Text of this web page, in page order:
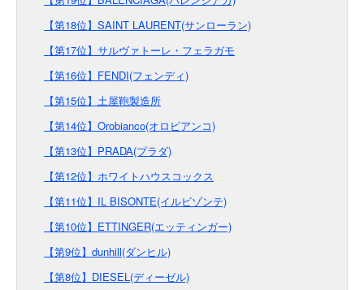
【第18位】SAINT LAURENT(サンローラン)
【第17位】サルヴァトーレ・フェラガモ
【第16位】FENDI(フェンディ)
【第15位】土屋鞄製造所
【第14位】Orobianco(オロビアンコ)
【第13位】PRADA(プラダ)
【第12位】ホワイトハウスコックス
【第11位】IL BISONTE(イルビゾンテ)
【第10位】ETTINGER(エッティンガー)
【第9位】dunhill(ダンヒル)
【第8位】DIESEL(ディーゼル)